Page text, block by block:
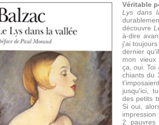
Véritable
Lys dans
découvre
à-dire
j'ai
dernier
mon vieux
ça, oui. Toi
chiants du
jusqu'ici,
des petits
Si oui,
2